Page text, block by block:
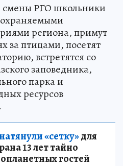
смены РГО школьники
охраняемыми
региона, примут
за птицами, посетят
встретятся со
заповедника,
парка и
ресурсов
«сетку»для
13 лет тайно
гостей